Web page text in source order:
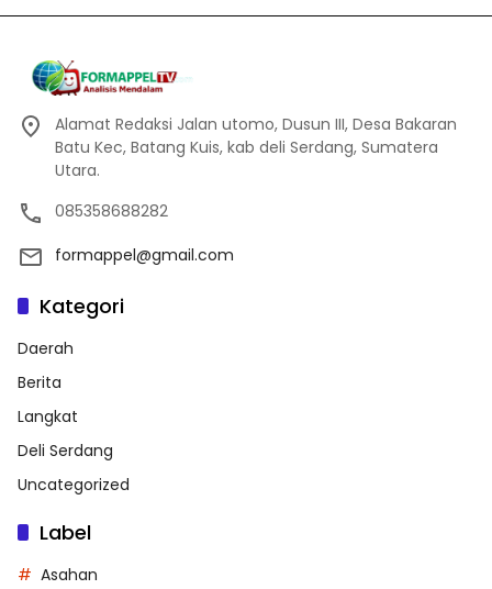
Alamat Redaksi Jalan utomo, Dusun III, Desa Bakaran
Batu Kec, Batang Kuis, kab deli Serdang, Sumatera
Utara.
085358688282
formappel@gmail.com
Kategori
Daerah
Berita
Langkat
Deli Serdang
Uncategorized
Label
Asahan